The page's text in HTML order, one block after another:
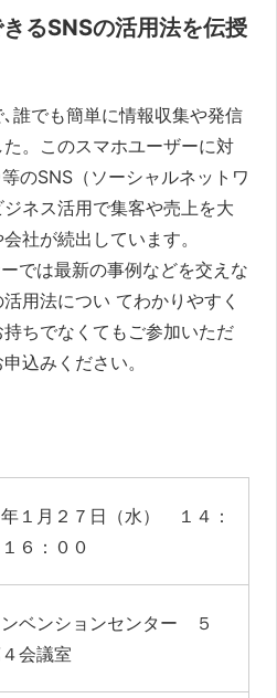
るSNSの活用法を伝授
誰でも簡単に情報収集や発信
。このスマホユーザーに対
のSNS（ソーシャルネットワ
ネス活用で集客や売上を大
社が続出しています。
では最新の事例などを交えな
用法につい てわかりやすく
ちでなくてもご参加いただ
込みください。
１月２７日（水） １４：
６：００
ベンションセンター ５
会議室